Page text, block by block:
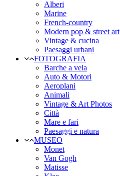
Alberi
Marine
French-country
Modern pop & street art
Vintage & cucina
Paesaggi urbani
FOTOGRAFIA
Barche a vela
Auto & Motori
Aeroplani
Animali
Vintage & Art Photos
Città
Mare e fari
Paesaggi e natura
MUSEO
Monet
Van Gogh
Matisse